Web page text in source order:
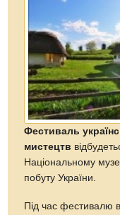
Фестиваль
мистецтв
Національному
побуту України.
Під час фестивалю